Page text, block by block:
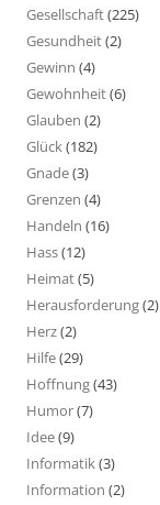
Gesellschaft(225)
Gesundheit(2)
Gewinn (4)
Gewohnheit(6)
Glauben (2)
Glück(182)
Gnade(3)
Grenzen (4)
Handeln (16)
Hass(12)
Heimat(5)
Herausforderung(2)
Herz(2)
Hilfe(29)
Hoffnung(43)
Humor(7)
Idee(9)
Informatik(3)
Information (2)